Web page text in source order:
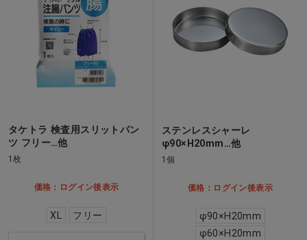
タケトラ 検査用スリットパン
ツ フリー…他
1枚
価格：ログイン後表示
XL フリー
ステンレスシャーレ
φ90×H20mm…他
1個
価格：ログイン後表示
φ90×H20mm
φ60×H20mm